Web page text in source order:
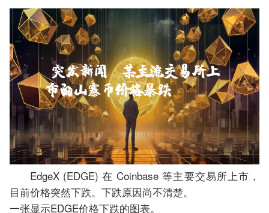
EdgeX (EDGE) 在 Coinbase 等主要交易所上市，
目前价格突然下跌。下跌原因尚不清楚。
一张显示EDGE价格下跌的图表。